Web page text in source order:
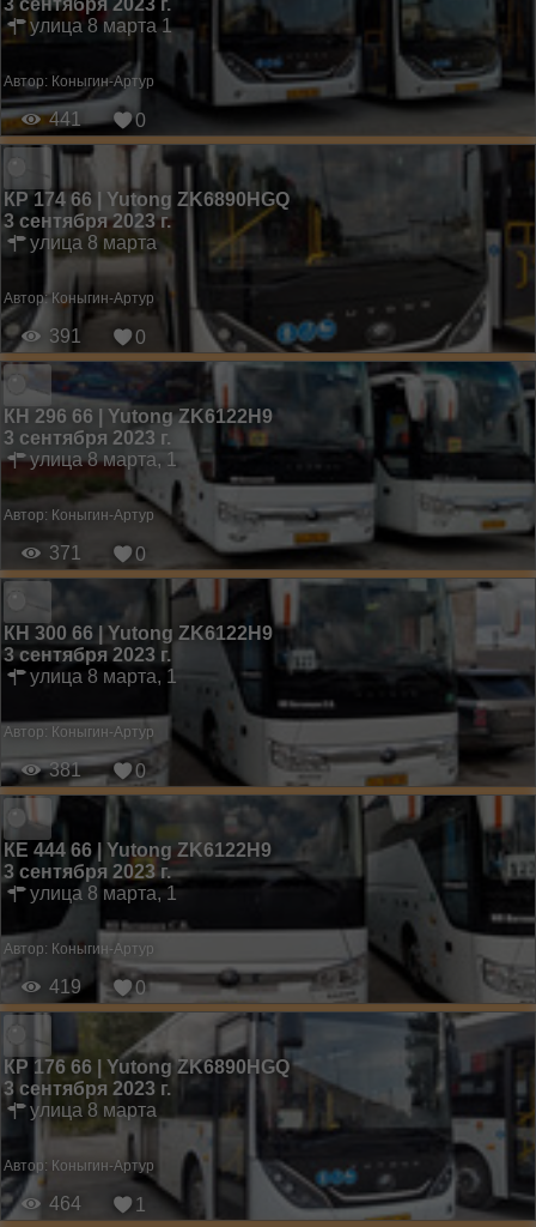
3 сентября 2023 г.
улица 8 марта 1
Автор: Коныгин-Артур
441 0
КР 174 66 | Yutong ZK6890HGQ
3 сентября 2023 г.
улица 8 марта
Автор: Коныгин-Артур
391 0
КН 296 66 | Yutong ZK6122H9
3 сентября 2023 г.
улица 8 марта, 1
Автор: Коныгин-Артур
371 0
КН 300 66 | Yutong ZK6122H9
3 сентября 2023 г.
улица 8 марта, 1
Автор: Коныгин-Артур
381 0
КЕ 444 66 | Yutong ZK6122H9
3 сентября 2023 г.
улица 8 марта, 1
Автор: Коныгин-Артур
419 0
КР 176 66 | Yutong ZK6890HGQ
3 сентября 2023 г.
улица 8 марта
Автор: Коныгин-Артур
464 1